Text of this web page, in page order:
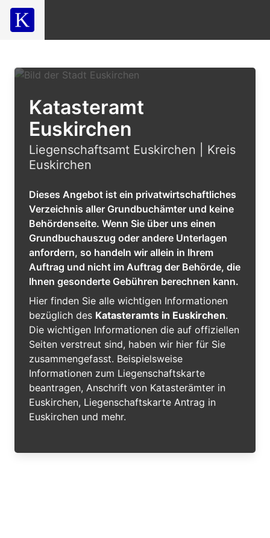
Katasteramt
Euskirchen
Liegenschaftsamt Euskirchen | Kreis
Euskirchen
Dieses Angebot ist ein privatwirtschaftliches
Verzeichnis aller Grundbuchämter und keine
Behördenseite. Wenn Sie über uns einen
Grundbuchauszug oder andere Unterlagen
anfordern, so handeln wir allein in Ihrem
Auftrag und nicht im Auftrag der Behörde, die
Ihnen gesonderte Gebühren berechnen kann.
Hier finden Sie alle wichtigen Informationen
bezüglich des Katasteramts in Euskirchen.
Die wichtigen Informationen die auf offiziellen
Seiten verstreut sind, haben wir hier für Sie
zusammengefasst. Beispielsweise
Informationen zum Liegenschaftskarte
beantragen, Anschrift von Katasterämter in
Euskirchen, Liegenschaftskarte Antrag in
Euskirchen und mehr.